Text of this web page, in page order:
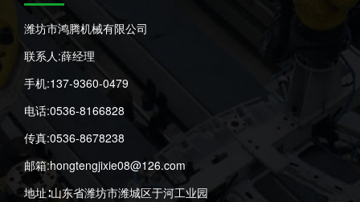
潍坊市鸿腾机械有限公司
联系人:薛经理
手机:137-9360-0479
电话:0536-8166828
传真:0536-8678238
邮箱:hongtengjixie08@126.com
地址∶山东省潍坊市潍城区于河工业园